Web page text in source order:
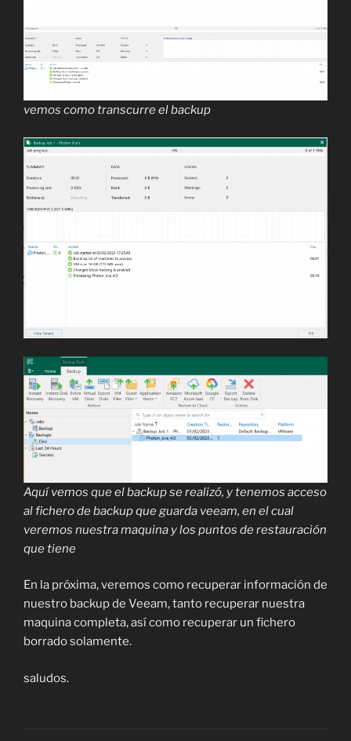
vemos como transcurre el backup
Aquí vemos que el backup se realizó, y tenemos acceso
al fichero de backup que guarda veeam, en el cual
veremos nuestra maquina y los puntos de restauración
que tiene
En la próxima, veremos como recuperar información de
nuestro backup de Veeam, tanto recuperar nuestra
maquina completa, así como recuperar un fichero
borrado solamente.
saludos.